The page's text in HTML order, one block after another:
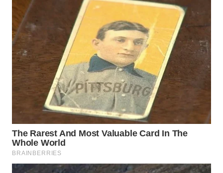
TAPANULI
UTARA
WN
SAMOSIR
WN
PADANG
WN
SUMEDANG
WN